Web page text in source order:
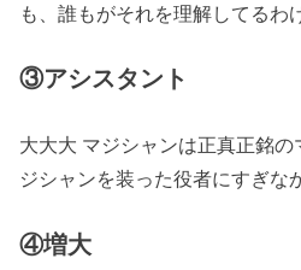
も、誰もがそれを理解してるわ
③アシスタント
大大大 マジシャンは正真正銘
ジシャンを装った役者にすぎな
④増大